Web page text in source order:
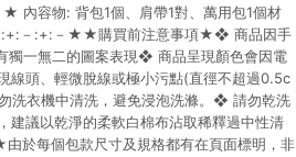
容物: 背包1個、肩帶1對、萬用包1個材
:+:－:+:－★★購買前注意事項★❖ 商品因手
獨一無二的圖案表現❖ 商品呈現顏色會因電
線頭、輕微脫線或極小污點(直徑不超過0.5c
衣機中清洗，避免浸泡洗滌。❖ 請勿乾洗
議以乾淨的柔軟白棉布沾取稀釋過中性清
於每個包款尺寸及規格都有在頁面標明，非